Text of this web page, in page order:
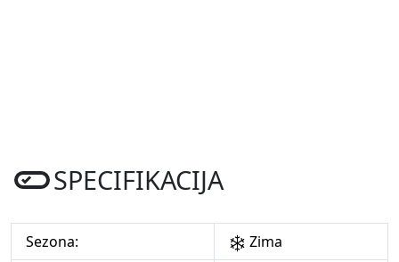
SPECIFIKACIJA
Sezona:
Zima